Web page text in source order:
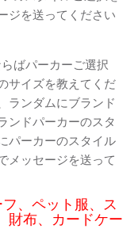
ジを送ってください
ばパーカーご選択
サイズを教えてくだ
ランダムにブランド
ンドパーカーのスタ
パーカーのスタイル
メッセージを送って
、ペット服、ス
財布、カードケー